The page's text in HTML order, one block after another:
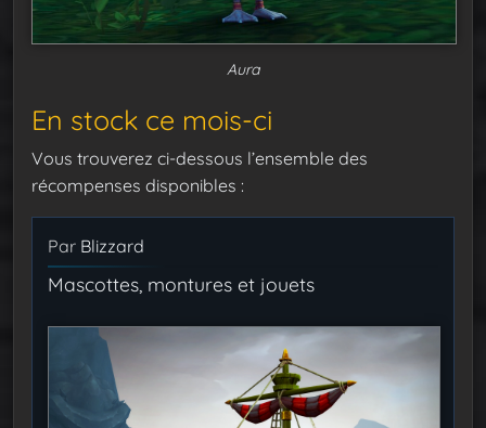
Aura
En stock ce mois-ci
Vous trouverez ci-dessous l’ensemble des
récompenses disponibles :
Par Blizzard
Mascottes, montures et jouets